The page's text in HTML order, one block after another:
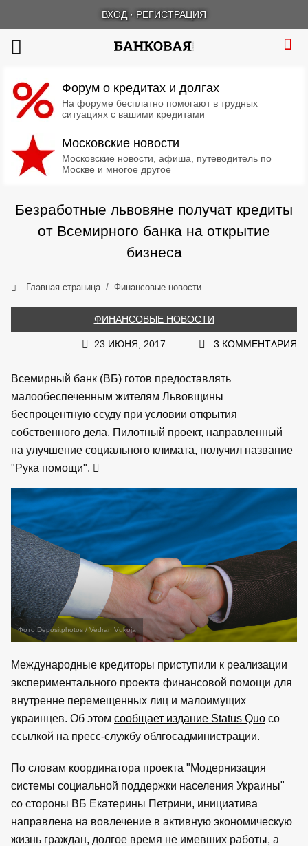
ВХОД · РЕГИСТРАЦИЯ
Форум о кредитах и долгах
На форуме бесплатно помогают в трудных
ситуациях с вашими кредитами
Московские новости
Московские новости, афиша, путеводитель по
Москве и многое другое
Безработные львовяне получат кредиты
от Всемирного банка на открытие
бизнеса
Главная страница Финансовые новости
ФИНАНСОВЫЕ НОВОСТИ
23 ИЮНЯ, 2017 3 КОММЕНТАРИЯ
Всемирный банк (ВБ) готов предоставлять
малообеспеченным жителям Львовщины
беспроцентную ссуду при условии открытия
собственного дела. Пилотный проект, направленный
на улучшение социального климата, получил название
"Рука помощи".
Фото Depositphotos / Vedran Vukoja
Международные кредиторы приступили к реализации
экспериментального проекта финансовой помощи для
внутренне перемещенных лиц и малоимущих
украинцев. Об этом сообщает издание Status Quo со
ссылкой на пресс-службу облгосадминистрации.
По словам координатора проекта "Модернизация
системы социальной поддержки населения Украины"
со стороны ВБ Екатерины Петрини, инициатива
направлена на вовлечение в активную экономическую
жизнь граждан, долгое время не имевших работы, а